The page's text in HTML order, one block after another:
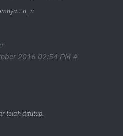
n_n
2016 02:54 PM
telah ditutup.